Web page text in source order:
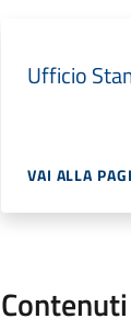
Ufficio
VAI ALLA